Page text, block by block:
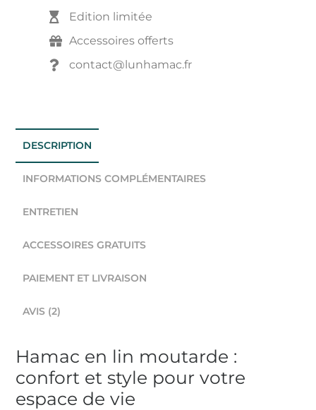
Edition limitée
Accessoires offerts
contact@lunhamac.fr
DESCRIPTION
INFORMATIONS COMPLÉMENTAIRES
ENTRETIEN
ACCESSOIRES GRATUITS
PAIEMENT ET LIVRAISON
AVIS (2)
Hamac en lin moutarde :
confort et style pour votre
espace de vie